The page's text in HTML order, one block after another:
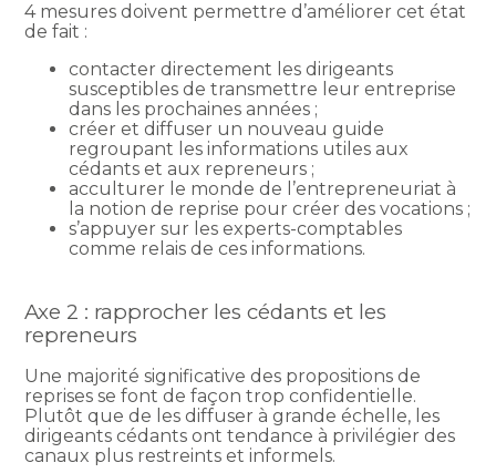
4 mesures doivent permettre d’améliorer cet état
de fait :
contacter directement les dirigeants
susceptibles de transmettre leur entreprise
dans les prochaines années ;
créer et diffuser un nouveau guide
regroupant les informations utiles aux
cédants et aux repreneurs ;
acculturer le monde de l’entrepreneuriat à
la notion de reprise pour créer des vocations ;
s’appuyer sur les experts-comptables
comme relais de ces informations.
Axe 2 : rapprocher les cédants et les
repreneurs
Une majorité significative des propositions de
reprises se font de façon trop confidentielle.
Plutôt que de les diffuser à grande échelle, les
dirigeants cédants ont tendance à privilégier des
canaux plus restreints et informels.